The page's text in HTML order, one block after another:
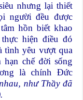
nhưng lại thiết
người đều được
hồn biết khao
hiện điều đó
tình yêu vượt qua
chế đời sống
là chính Đức
như Thầy đã